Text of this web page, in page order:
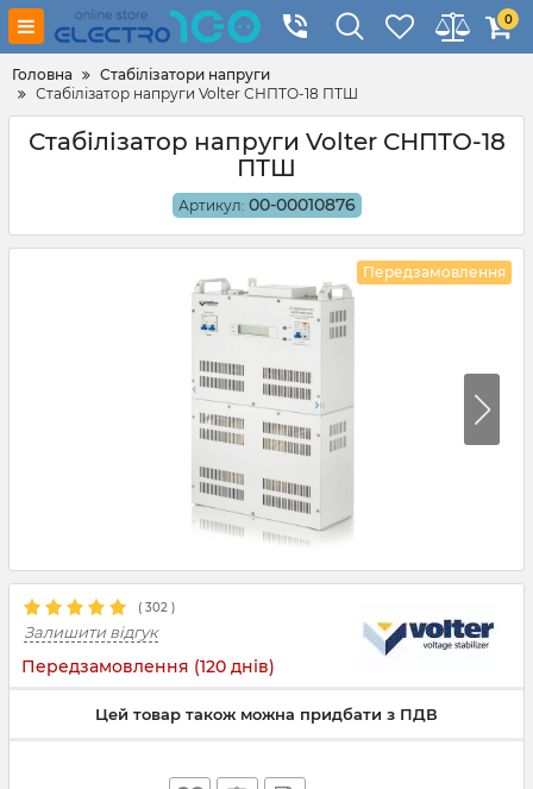
0
Головна
Стабілізатори напруги
Стабілізатор напруги Volter СНПТО-18 ПТШ
Стабілізатор напруги Volter СНПТО-18
ПТШ
Артикул: 00-00010876
Передзамовлення
( 302 )
Залишити відгук
Передзамовлення (120 днів)
Цей товар також можна придбати з ПДВ